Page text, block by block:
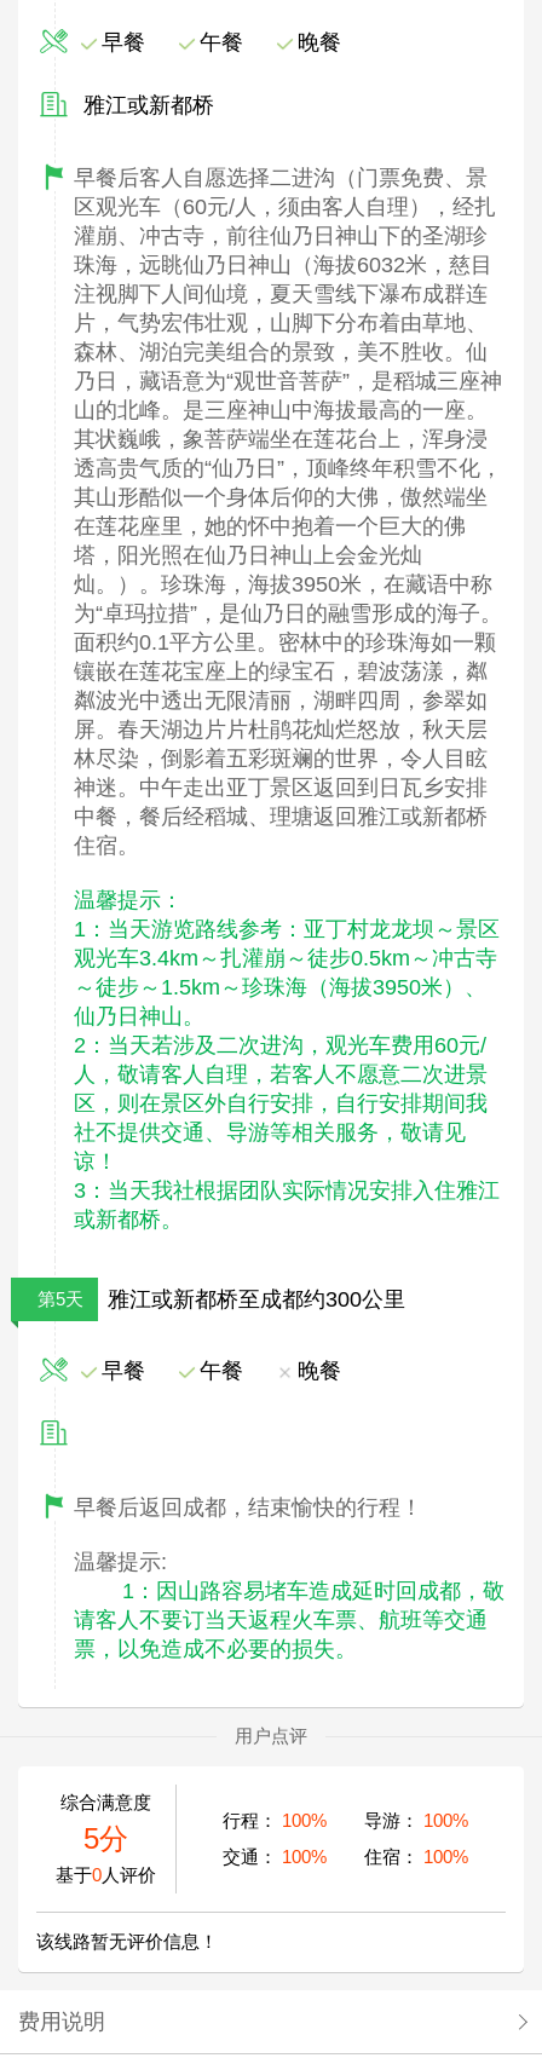
早餐 午餐 晚餐
雅江或新都桥
早餐后客人自愿选择二进沟（门票免费、景
区观光车（60元/人，须由客人自理），经扎
灌崩、冲古寺，前往仙乃日神山下的圣湖珍
珠海，远眺仙乃日神山（海拔6032米，慈目
注视脚下人间仙境，夏天雪线下瀑布成群连
片，气势宏伟壮观，山脚下分布着由草地、
森林、湖泊完美组合的景致，美不胜收。仙
乃日，藏语意为“观世音菩萨”，是稻城三座神
山的北峰。是三座神山中海拔最高的一座。
其状巍峨，象菩萨端坐在莲花台上，浑身浸
透高贵气质的“仙乃日”，顶峰终年积雪不化，
其山形酷似一个身体后仰的大佛，傲然端坐
在莲花座里，她的怀中抱着一个巨大的佛
塔，阳光照在仙乃日神山上会金光灿
灿。）。珍珠海，海拔3950米，在藏语中称
为“卓玛拉措”，是仙乃日的融雪形成的海子。
面积约0.1平方公里。密林中的珍珠海如一颗
镶嵌在莲花宝座上的绿宝石，碧波荡漾，粼
粼波光中透出无限清丽，湖畔四周，参翠如
屏。春天湖边片片杜鹃花灿烂怒放，秋天层
林尽染，倒影着五彩斑斓的世界，令人目眩
神迷。中午走出亚丁景区返回到日瓦乡安排
中餐，餐后经稻城、理塘返回雅江或新都桥
住宿。
温馨提示：
1：当天游览路线参考：亚丁村龙龙坝～景区
观光车3.4km～扎灌崩～徒步0.5km～冲古寺
～徒步～1.5km～珍珠海（海拔3950米）、
仙乃日神山。
2：当天若涉及二次进沟，观光车费用60元/
人，敬请客人自理，若客人不愿意二次进景
区，则在景区外自行安排，自行安排期间我
社不提供交通、导游等相关服务，敬请见
谅！
3：当天我社根据团队实际情况安排入住雅江
或新都桥。
第5天 雅江或新都桥至成都约300公里
早餐 午餐 晚餐
早餐后返回成都，结束愉快的行程！
温馨提示:
1：因山路容易堵车造成延时回成都，敬
请客人不要订当天返程火车票、航班等交通
票，以免造成不必要的损失。
用户点评
综合满意度
5分
基于0人评价
行程： 100% 导游：
100%
交通：
100% 住宿： 100%
该线路暂无评价信息！
费用说明